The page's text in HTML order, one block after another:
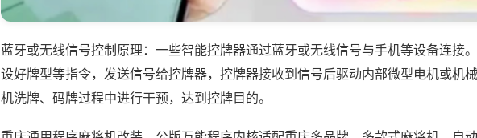
蓝牙或无线信号控制原理：一些智能控牌器通过蓝牙或无线信号与手机等设备连接
设好牌型等指令，发送信号给控牌器，控牌器接收到信号后驱动内部微型电机或机
机洗牌、码牌过程中进行干预，达到控牌目的。